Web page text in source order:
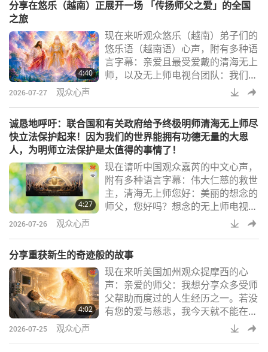
一直在想，大多数非素食者认为动物
因为他们无法用我们的方式表达自
己。因此，我心想，全能的上帝与重
新合一的三位至高大能者，包括尊贵
的陛下、我们挚爱的女
分享在悠乐（越南）正展开一场 「传扬师父之爱」的全国
之旅
4:40
现在来听观众悠乐（越南）弟子们的
悠乐语（越南语）心声，附有多种语
言字幕：亲爱且最受爱戴的清海无上
师，以及无上师电视台团队：我们从
心底献上最深切的感恩。藉着您无边
的恩典以及三位一体的至高大能者的
同修们有幸参与这趟极具深意且神圣
的服务之旅。目前，在悠乐（越
南），我们正展开一场「传扬师父之
爱」的全国之旅，从南至北，横跨中
部各省、山区、偏远及与世隔绝的地
区，以及近期遭受自然
2026-07-27 观众心声
诚恳地呼吁：联合国和有关政府给予终极明师清海无上师尽
快立法保护起来！因为我们的世界能拥有功德无量的大恩
人，为明师立法保护是太值得的事情了！
4:27
现在请听中国观众嘉芮的中文心声，
附有多种语言字幕：伟大仁慈的救世
主，清海无上师您好：美丽的想念的
师父，您好吗？想念的无上师电视台
团队所有的师兄师姊们，大家好：我
以虔诚之心感恩师父把天堂最美好的
给全世界人民及芳邻和万物。您为世
人的利益，不惜以所有宝贵功德来保
护所有的人们。您曾不顾个人安危，
及时地阻止过彗星撞地球的大事件。
这只是无数个奇迹中的一件事。请相
2026-07-26 观众心声
分享重获新生的奇迹般的故事
4:02
现在来听美国加州观众提摩西的心
声：亲爱的师父：我想分享众多受师
父帮助而度过的人生经历之一。若没
有您的爱与慈悲，我今天就不能在这
里与全球美好的观众分享这段经历。
二○二二年十一月我前往悠乐（越
2026-07-25 观众心声